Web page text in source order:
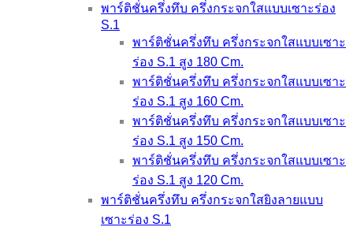
พาร์ติชั่นครึ่งทึบ ครึ่งกระจกใสแบบเซาะร่อง
S.1
พาร์ติชั่นครึ่งทึบ ครึ่งกระจกใสแบบเซาะ
ร่อง S.1 สูง 180 Cm.
พาร์ติชั่นครึ่งทึบ ครึ่งกระจกใสแบบเซาะ
ร่อง S.1 สูง 160 Cm.
พาร์ติชั่นครึ่งทึบ ครึ่งกระจกใสแบบเซาะ
ร่อง S.1 สูง 150 Cm.
พาร์ติชั่นครึ่งทึบ ครึ่งกระจกใสแบบเซาะ
ร่อง S.1 สูง 120 Cm.
พาร์ติชั่นครึ่งทึบ ครึ่งกระจกใสยิงลายแบบ
เซาะร่อง S.1